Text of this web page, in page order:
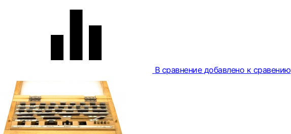
В сравнение добавлено к сравению